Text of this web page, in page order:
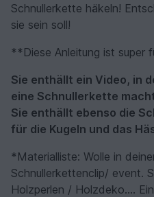
Schnullerkette häkeln!
sie sein soll!
**Diese Anleitung ist super
Sie enthällt ein Video, in
eine Schnullerkette
Sie enthällt ebenso die
für die Kugeln und das
*Materialliste: Wolle in
Schnullerkettenclip/ event.
Holzperlen / Holzdeko....